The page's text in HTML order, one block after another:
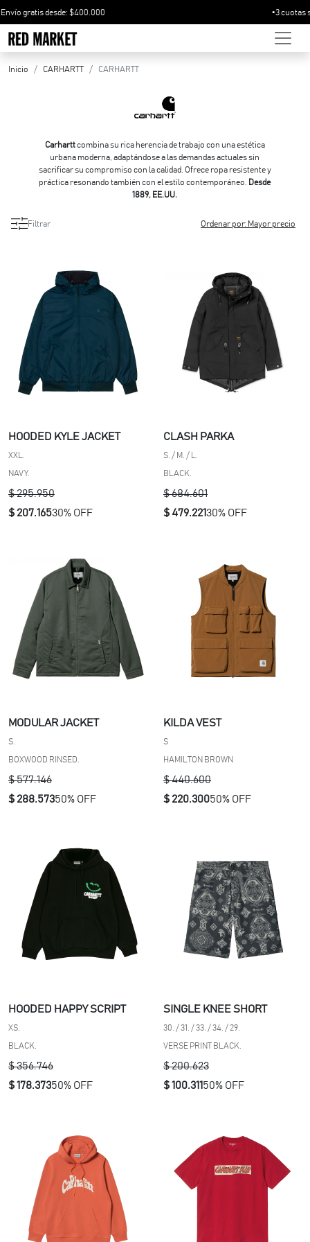
gratis desde: $400.000
Inicio CARHARTT CARHARTT
Carhartt
Carharttcombina su rica herencia de trabajo con una estética
urbana moderna, adaptándose a las demandas actuales sin
sacrificar su compromiso con la calidad. Ofrece ropa resistente y
práctica resonando también con el estilo contemporáneo. Desde
1889, EE.UU.
Filtrar Ordenar por: Mayor precio
HOODED KYLE JACKET
XXL.
NAVY.
$ 295.950
$ 207.16530% OFF
CLASH PARKA
S. / M. / L.
BLACK.
$ 684.601
$ 479.22130% OFF
MODULAR JACKET
S.
BOXWOOD RINSED.
$ 577.146
$ 288.57350% OFF
KILDA VEST
S
HAMILTON BROWN
$ 440.600
$ 220.30050% OFF
HOODED HAPPY SCRIPT
XS.
BLACK.
$ 356.746
$ 178.37350% OFF
SINGLE KNEE SHORT
30. / 31. / 33. / 34. / 29.
VERSE PRINT BLACK.
$ 200.623
$ 100.31150% OFF